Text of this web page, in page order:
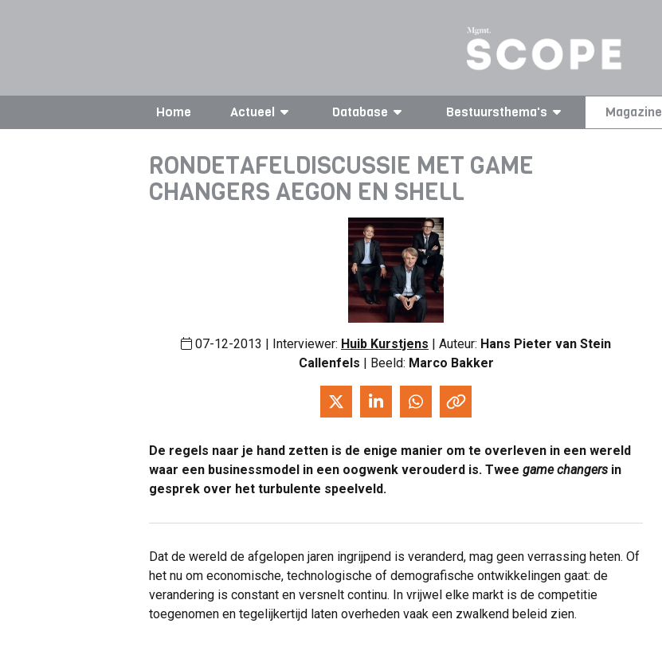
Home Actueel Database Bestuursthema's Magazine
RONDETAFELDISCUSSIE MET GAME
CHANGERS AEGON EN SHELL
07-12-2013 | Interviewer: Huib Kurstjens | Auteur: Hans Pieter van Stein
Callenfels | Beeld: Marco Bakker
De regels naar je hand zetten is de enige manier om te overleven in een wereld
waar een businessmodel in een oogwenk verouderd is. Twee game changers in
gesprek over het turbulente speelveld.
Dat de wereld de afgelopen jaren ingrijpend is veranderd, mag geen verrassing heten. Of
het nu om economische, technologische of demografische ontwikkelingen gaat: de
verandering is constant en versnelt continu. In vrijwel elke markt is de competitie
toegenomen en tegelijkertijd laten overheden vaak een zwalkend beleid zien.